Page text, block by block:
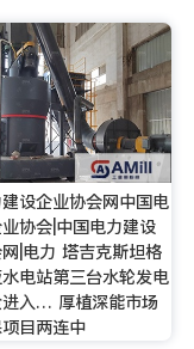
设企业协会网中国电
协会|中国电力建设
|电力 塔吉克斯坦格
电站第三台水轮发电
入… 厚植深能市场
目两连中